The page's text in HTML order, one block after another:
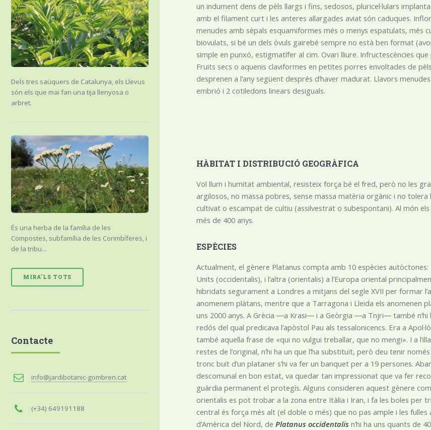
un indument dens de pèls llargs i fins, sedosos, pluricel·lulars
amb el filament curt i les anteres allargades aviat són caduques.
menudes amb sèpals esquamiformes més o menys espatulats, més
biovulats, si bé un dels òvuls gairebé sempre no està ben format
simple en punxó, estigmatífer al cim. Ovari lliure. Infructescències
Fruits secs o aquenis claviformes en petites porres envoltades de
desprenen a l’any següent després d’haver madurat. Llavors
embrió i 2 cotiledons linears desiguals.
HÀBITAT I DISTRIBUCIÓ GEOGRÀFICA
Vol llum i humitat ambiental, resisteix força bé el fred, però no les
argilosos, no massa pobres, sense massa matèria orgànic i no
cultivat o escampat de cultiu (assilvestrat o subespontani). Al món
més de 400 anys.
ESPÈCIES
Actualment, el gènere Platanus compta amb 10 espècies
Units (occidentalis), i l’altra (orientalis) a l’Europa oriental
hibridats segurament a Londres a mitjans del segle XVII per formar
anomenem plàtans, mentre que a Tarragona i Lleida els anomenen
uns 2000 anys. A Grècia ―a Krasi― i a Geòrgia ―a Tnjri― també n’hi
redós del qual predicava l’apòstol Pau als tessalonicencs. Era a
també aquella frase de «qui no vulgui treballar, que no mengi». I a
restes de l’original, n’hi ha un que l’ha substituït, però deu tenir
tronc buit d’un plataner s’hi va fer un banquet per a 19 persones.
descomunal en bon estat, va quedar tan impressionat que va fer
guàrdia permanent el protegís. Alguns consideren aquest gènere
orientalis es pot trobar a la zona entre Itàlia i Iran, i fa les boles per
central és força més alt (el doble o més) que no pas ample i les
d’Amèrica del Nord, dePlatanus occidentalis n’hi ha uns quants de
Dels tres saüquers de Catalunya, els Llevus
són els que mai fan una tija llenyosa o
arbret.
És una herba de la família de les
Compostes, subfamília de les Corimbíferes, i
de la tribu...
MIRA'LS TOTS
Contacte
info@jardibotanic-gombren.cat
(+34) 649191188